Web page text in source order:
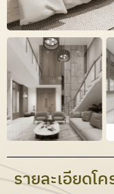
รายละเอียดโ